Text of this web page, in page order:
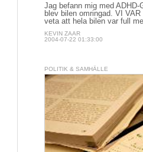
Jag befann mig med
blev bilen omringad. VI
veta att hela bilen var full
KEVIN ZAAR
2004-07-22 01:33:00
POLITIK & SAMHÄLLE